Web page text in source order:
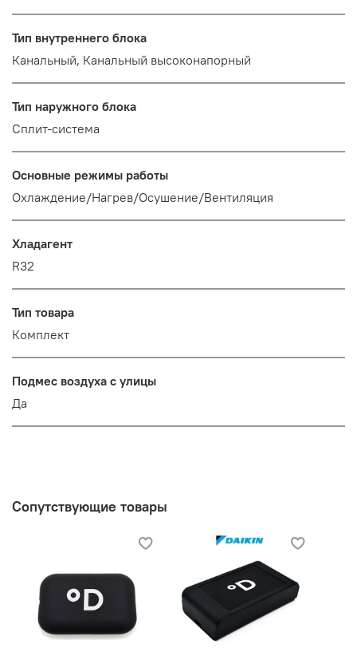
Тип внутреннего блока
Канальный, Канальный высоконапорный
Тип наружного блока
Сплит-система
Основные режимы работы
Охлаждение/Нагрев/Осушение/Вентиляция
Хладагент
R32
Тип товара
Комплект
Подмес воздуха с улицы
Да
Сопутствующие товары